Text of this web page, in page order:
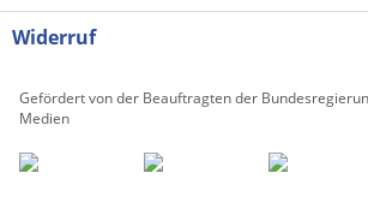
Widerruf
Gefördert von der Beauftragten der
Medien